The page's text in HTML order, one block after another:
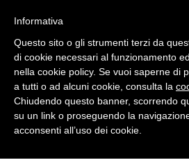
Toggle
navigation
Azienda
Informativa
Questo sito o gli strumenti terzi da
di cookie necessari al funzionamento
nella cookie policy. Se vuoi saperne di
a tutti o ad alcuni cookie, consulta la
Chiudendo questo banner, scorrendo
su un link o proseguendo la
acconsenti all’uso dei cookie.